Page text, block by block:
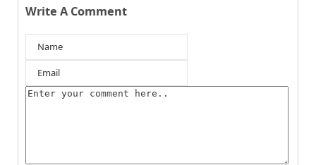
Write A Comment